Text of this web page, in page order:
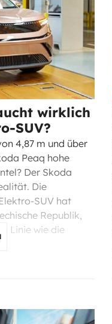
wirklich
SUV?
4,87 m und über
Peaq hohe
Der Skoda
Die
SUV hat
Republik,
Linie wie die